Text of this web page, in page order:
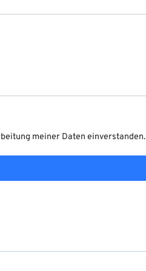
meiner Daten einverstanden.